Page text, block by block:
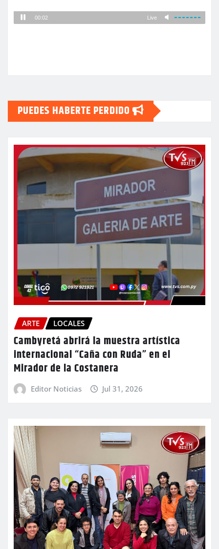
PUEDES HABERTE PERDIDO
ARTE LOCALES
Cambyretá abrirá la muestra artística
internacional “Caña con Ruda” en el
Mirador de la Costanera
Editor Noticias Jul 31, 2026